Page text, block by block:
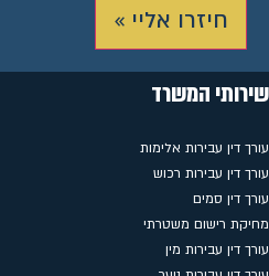
חיזרו אליי »
שירותי המשרד
עורך דין עבירות אלימות
עורך דין עבירות רכוש
עורך דין סמים
מחיקת רישום משטרתי
עורך דין עבירות מין